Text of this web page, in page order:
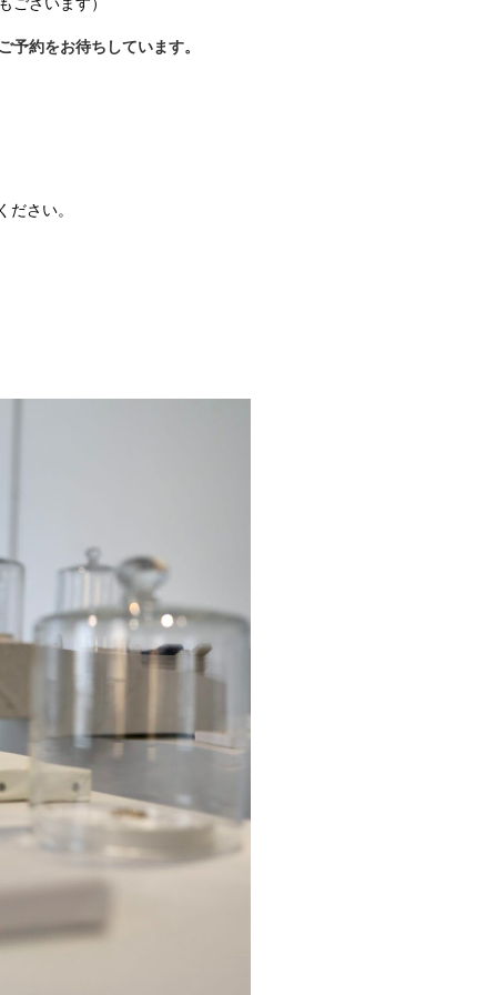
予約をお待ちしています。
ださい。